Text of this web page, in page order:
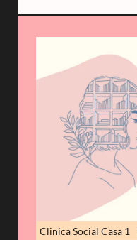
Clinica Social Casa 1